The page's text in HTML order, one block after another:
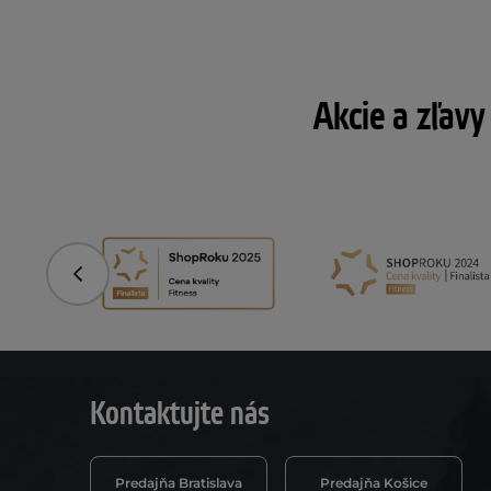
Akcie a
Predchádzajúce
Kontaktujte nás
Predajňa Bratislava Predajňa Košice